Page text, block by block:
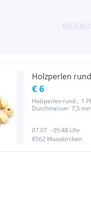
Holzperlen
€ 6
Holzperlen rund , 1
Durchmesser 7,5
PORTOFREI...
07.07. - 05:48 Uhr
8562 Mooskirchen